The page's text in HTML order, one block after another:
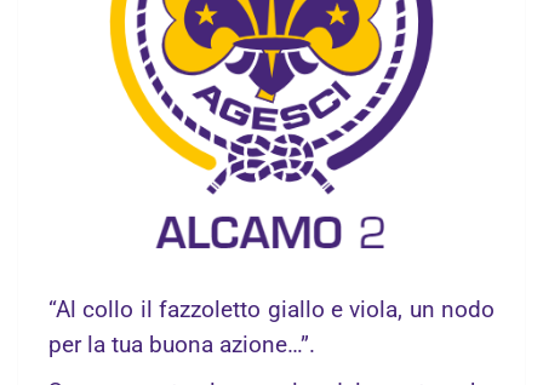
“Al collo il fazzoletto giallo e viola, un nodo
per la tua buona azione…”.